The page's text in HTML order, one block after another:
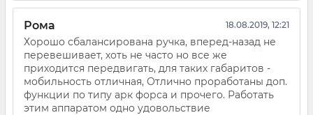
Рома 18.08.2019, 12:21
Хорошо сбалансирована ручка, вперед-назад не
перевешивает, хоть не часто но все же
приходится передвигать, для таких габаритов -
мобильность отличная, Отлично проработаны доп.
функции по типу арк форса и прочего. Работать
этим аппаратом одно удовольствие